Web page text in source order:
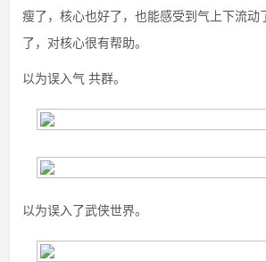
瘦了，核心也好了，也能感受到气上下流动
了，对核心很有帮助。
以为误入气 共群。
以为误入了武侠世界。